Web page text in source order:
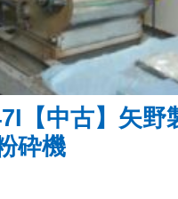
【中古】矢野
砕機